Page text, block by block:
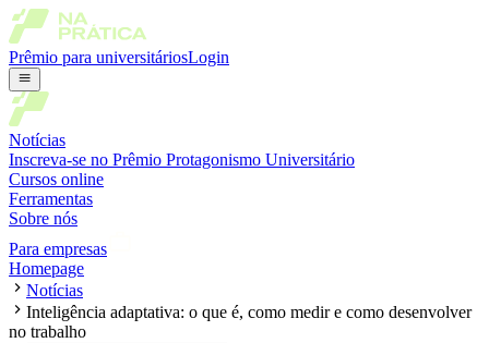
Prêmio para universitáriosLogin
Notícias
Inscreva-se no Prêmio Protagonismo Universitário
Cursos online
Ferramentas
Sobre nós
Para empresas
Homepage
Notícias
Inteligência adaptativa: o que é, como medir e como desenvolver
no trabalho